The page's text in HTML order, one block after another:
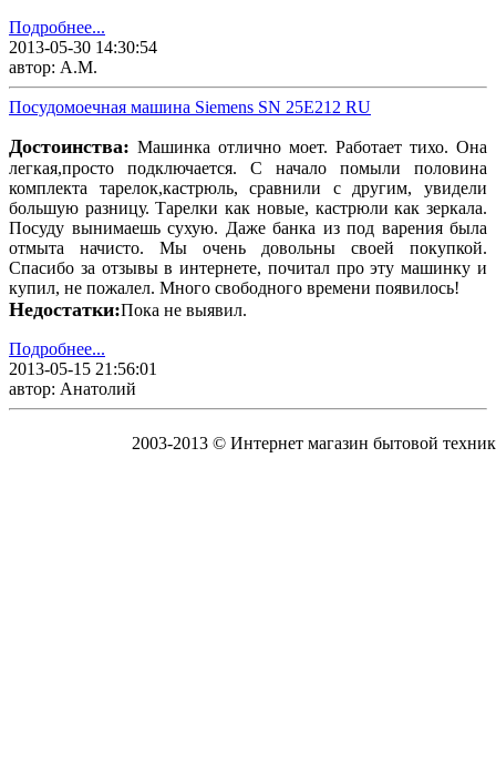
Подробнее...
2013-05-30 14:30:54
автор: А.М.
Посудомоечная машина Siemens SN 25E212 RU
Достоинства: Машинка отлично моет. Работает тихо. Она
легкая,просто подключается. С начало помыли половина
комплекта тарелок,кастрюль, сравнили с другим, увидели
большую разницу. Тарелки как новые, кастрюли как зеркала.
Посуду вынимаешь сухую. Даже банка из под варения была
отмыта начисто. Мы очень довольны своей покупкой.
Спасибо за отзывы в интернете, почитал про эту машинку и
купил, не пожалел. Много свободного времени появилось!
Недостатки:Пока не выявил.
Подробнее...
2013-05-15 21:56:01
автор: Анатолий
2003-2013 © Интернет магазин бытовой